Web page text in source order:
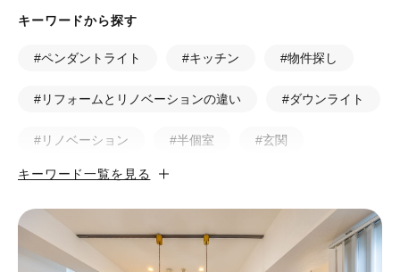
キーワードから探す
#ペンダントライト #キッチン #物件探し
#リフォームとリノベーションの違い #ダウンライト
#リノベーション #半個室 #玄関
#小上がり #ホテルライク
#北欧
#土間 #ビフォア・アフター #戸建
キーワード一覧を見る